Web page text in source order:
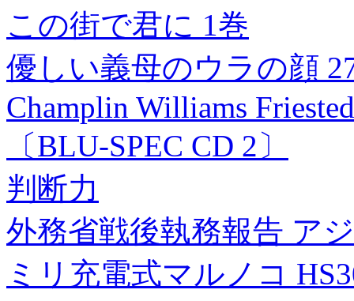
この街で君に 1巻
優しい義母のウラの顔
Champlin Williams
〔BLU-SPEC CD 2〕
判断力
外務省戦後執務報告 ア
ミリ充電式マルノコ